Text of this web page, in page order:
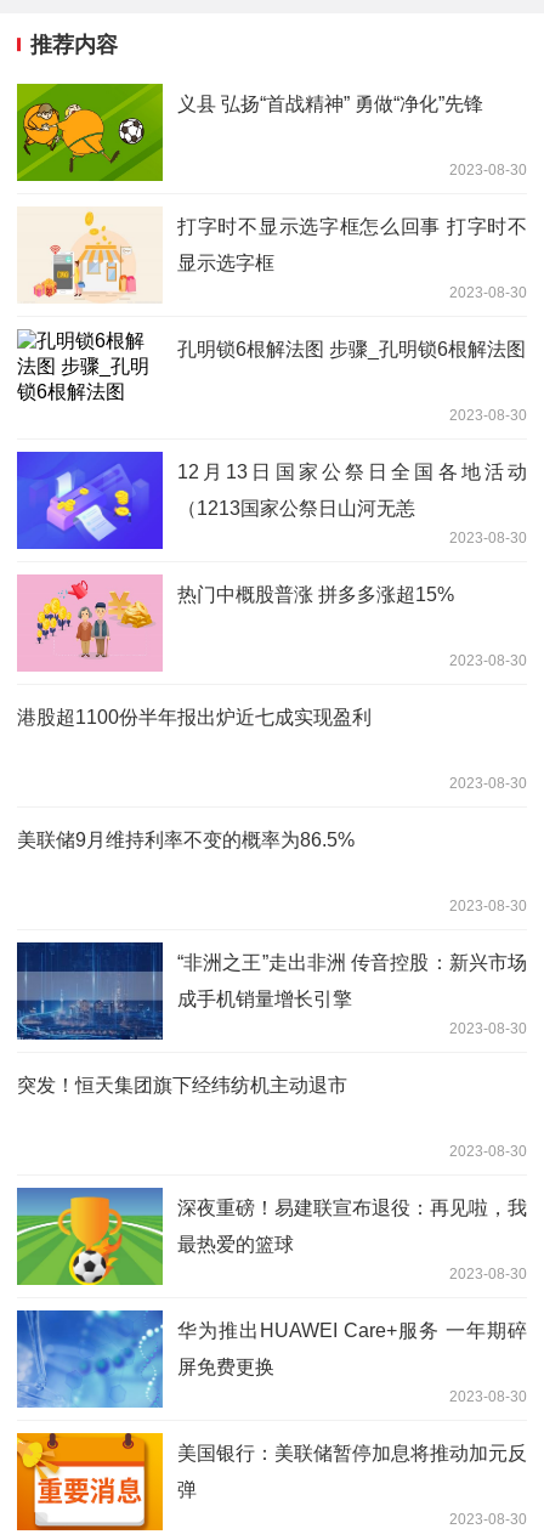
推荐内容
义县 弘扬“首战精神” 勇做“净化”先锋
2023-08-30
打字时不显示选字框怎么回事 打字时不
显示选字框
2023-08-30
孔明锁6根解法图 步骤_孔明锁6根解法图
2023-08-30
12月13日国家公祭日全国各地活动
（1213国家公祭日山河无恙
2023-08-30
热门中概股普涨 拼多多涨超15%
2023-08-30
港股超1100份半年报出炉近七成实现盈利
2023-08-30
美联储9月维持利率不变的概率为86.5%
2023-08-30
“非洲之王”走出非洲 传音控股：新兴市场
成手机销量增长引擎
2023-08-30
突发！恒天集团旗下经纬纺机主动退市
2023-08-30
深夜重磅！易建联宣布退役：再见啦，我
最热爱的篮球
2023-08-30
华为推出HUAWEI Care+服务 一年期碎
屏免费更换
2023-08-30
美国银行：美联储暂停加息将推动加元反
弹
2023-08-30